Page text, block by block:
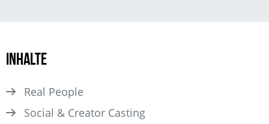
Inhalte
Real People
Social & Creator Casting